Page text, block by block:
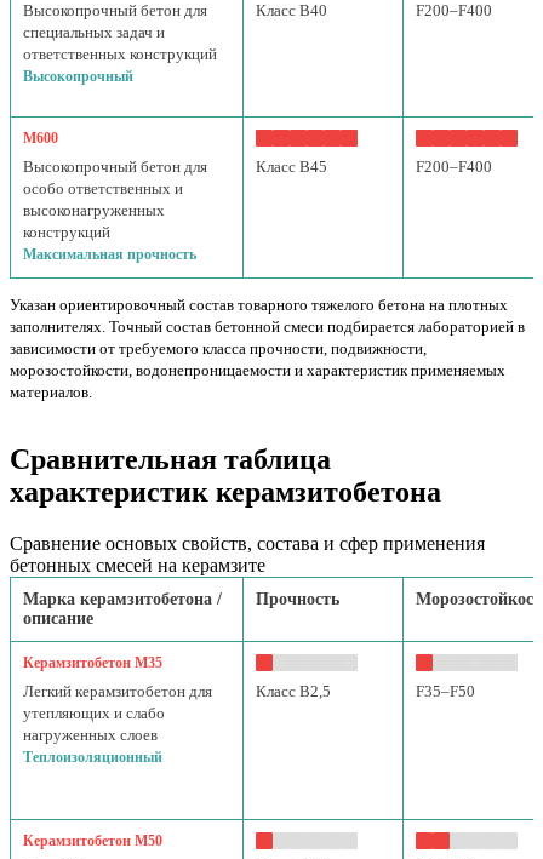
Высокопрочный бетон для
специальных задач и
ответственных конструкций
Высокопрочный
Класс B40 F200–F400
М600
Высокопрочный бетон для
особо ответственных и
высоконагруженных
конструкций
Максимальная прочность
Класс B45 F200–F400
Указан ориентировочный состав товарного тяжелого бетона на плотных
заполнителях. Точный состав бетонной смеси подбирается лабораторией в
зависимости от требуемого класса прочности, подвижности,
морозостойкости, водонепроницаемости и характеристик применяемых
материалов.
Сравнительная таблица
характеристик керамзитобетона
Сравнение основых свойств, состава и сфер применения
бетонных смесей на керамзите
Марка керамзитобетона /
описание
Прочность
Керамзитобетон М35
Легкий керамзитобетон для
утепляющих и слабо
нагруженных слоев
Теплоизоляционный
Класс B2,5 F35–F50
Керамзитобетон М50